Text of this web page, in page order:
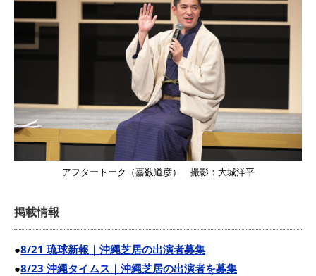
アフタートーク（嘉数道彦） 撮影：大城洋平
掲載情報
●8/21 琉球新報｜沖縄芝居の出演者募集
●8/23 沖縄タイムス｜沖縄芝居の出演者を募集